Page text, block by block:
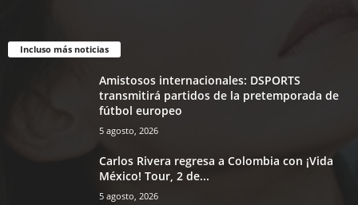
Incluso más noticias
Amistosos internacionales: DSPORTS
transmitirá partidos de la pretemporada de
fútbol europeo
5 agosto, 2026
Carlos Rivera regresa a Colombia con ¡Vida
México! Tour, 2 de...
5 agosto, 2026